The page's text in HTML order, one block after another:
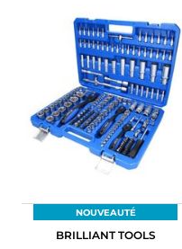
NOUVEAUTÉ
BRILLIANT TOOLS